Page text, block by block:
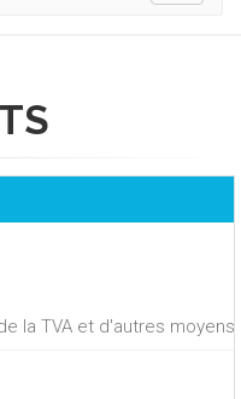
la TVA et d'autres